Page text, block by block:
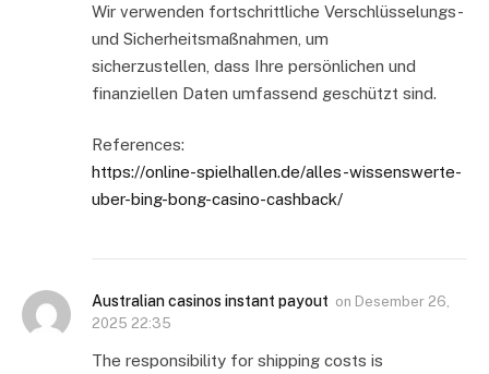
Wir verwenden fortschrittliche Verschlüsselungs-
und Sicherheitsmaßnahmen, um
sicherzustellen, dass Ihre persönlichen und
finanziellen Daten umfassend geschützt sind.
References:
https://online-spielhallen.de/alles-wissenswerte-
uber-bing-bong-casino-cashback/
Australian casinos instant payout on Desember 26,
2025 22:35
The responsibility for shipping costs is